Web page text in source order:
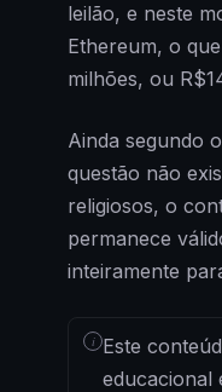
leilão, e neste
Ethereum, o
milhões, ou
Ainda segundo
questão não
religiosos, o
permanece
inteiramente
i Este
educacional